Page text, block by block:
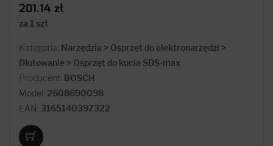
201.14 zł
za 1 szt
Kategoria: Narzędzia > Osprzęt do elektronarzędzi >
Dłutowanie > Osprzęt do kucia SDS-max
Producent: BOSCH
Model: 2608690098
EAN: 3165140397322